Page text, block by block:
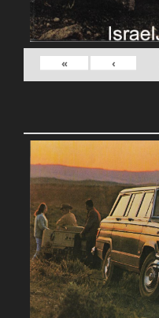
›
»